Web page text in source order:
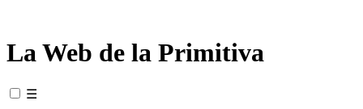
La Web de la Primitiva
☰